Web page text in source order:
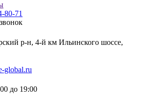
80-71
р-н, 4-й км Ильинского шоссе,
global.ru
до 19:00